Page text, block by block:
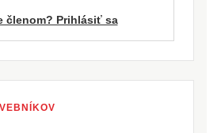
členom? Prihlásiť sa